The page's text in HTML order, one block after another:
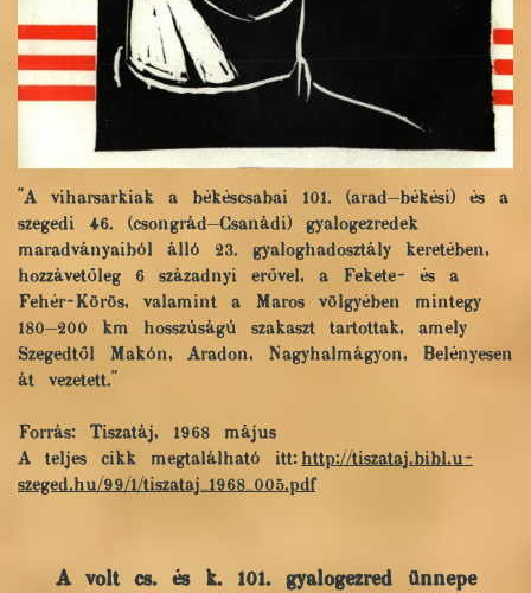
"A viharsarkiak a békéscsabai 101. (arad—békési) és a
szegedi 46. (csongrád—Csanádi) gyalogezredek
maradványaiból álló 23. gyaloghadosztály keretében,
hozzávetőleg 6 századnyi erővel, a Fekete- és a
Fehér-Körös, valamint a Maros völgyében mintegy
180—200 km hosszúságú szakaszt tartottak, amely
Szegedtől Makón, Aradon, Nagyhalmágyon, Belényesen
át vezetett."
Forrás: Tiszatáj, 1968 május
A teljes cikk megtalálható itt:http://tiszataj.bibl.u-
szeged.hu/99/1/tiszataj_1968_005.pdf
A volt cs. és k. 101. gyalogezred ünnepe